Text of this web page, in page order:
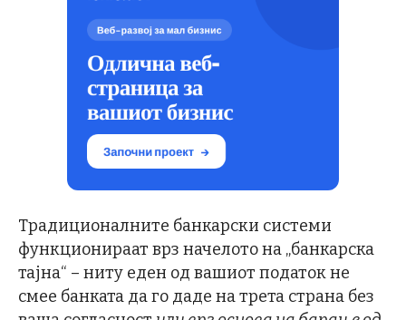
Традиционалните банкарски системи
функционираат врз начелото на „банкарска
тајна“ – ниту еден од вашиот податок не
смее банката да го даде на трета страна без